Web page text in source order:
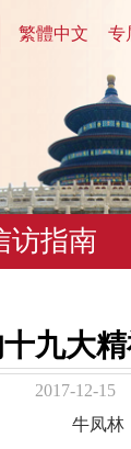
繁體中文 专
访指南
十九大
2017-12-15
牛凤林